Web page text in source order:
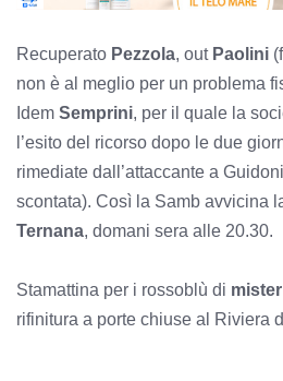
Recuperato Pezzola, out Paolini
non è al meglio per un problema
Idem Semprini, per il quale la
l’esito del ricorso dopo le due
rimediate dall’attaccante a
scontata). Così la Samb avvicina
Ternana, domani sera alle 20.30.
Stamattina per i rossoblù di
rifinitura a porte chiuse al Riviera